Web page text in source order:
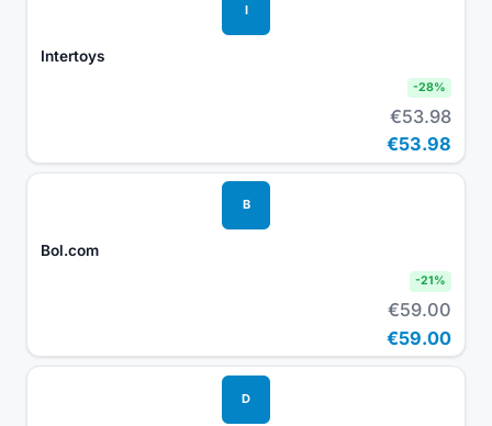
I
Intertoys
-28%
€53.98
€53.98
B
Bol.com
-21%
€59.00
€59.00
D